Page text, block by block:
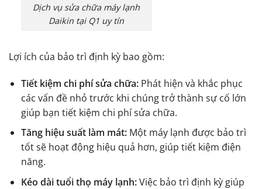
Dịch vụ sửa chữa máy lạnh
Daikin tại Q1 uy tín
Lợi ích của bảo trì định kỳ bao gồm:
Tiết kiệm chi phí sửa chữa:Phát hiện và khắc phục
các vấn đề nhỏ trước khi chúng trở thành sự cố lớn
giúp bạn tiết kiệm chi phí sửa chữa.
Tăng hiệu suất làm mát:Một máy lạnh được bảo trì
tốt sẽ hoạt động hiệu quả hơn, giúp tiết kiệm điện
năng.
Kéo dài tuổi thọ máy lạnh:Việc bảo trì định kỳ giúp